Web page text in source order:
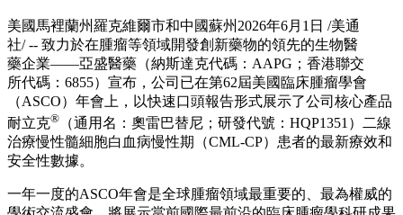
【直擊ASCO 2026】亞盛醫藥
耐立克®二線治療CML-CP臨
床研究數據更新，長期療效再
獲驗證
Publish date: 01 Jun 2026